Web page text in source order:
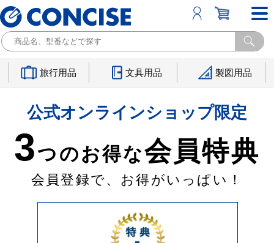
旅行用品 文具用品 製図用品
公式オンラインショップ限定
3つのお得な会員特典
会員登録で、お得がいっぱい！